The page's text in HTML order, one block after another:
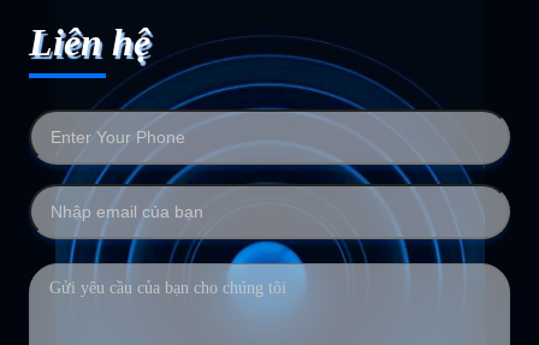
Liên hệ